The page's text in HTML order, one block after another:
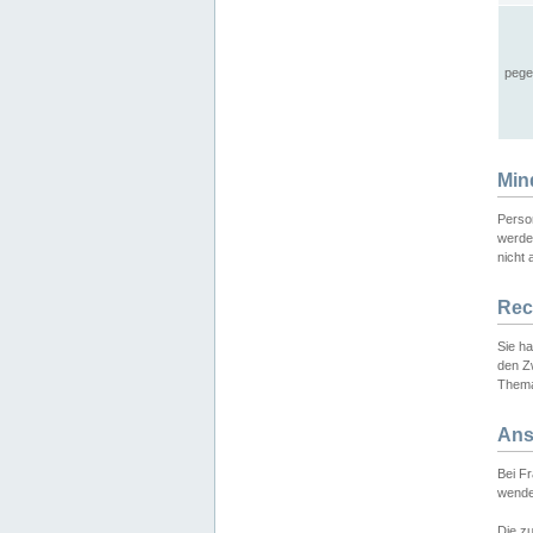
nicht
Sie
den
Bei